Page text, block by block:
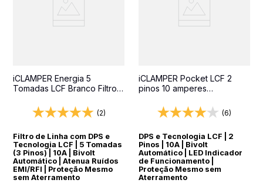
iCLAMPER Energia 5
Tomadas LCF Branco Filtro
DPS Bivolt
(2)
Filtro de Linha com DPS e
Tecnologia LCF | 5 Tomadas
(3 Pinos) | 10A | Bivolt
Automático | Atenua Ruídos
EMI/RFI | Proteção Mesmo
sem Aterramento
iCLAMPER Pocket LCF 2
pinos 10 amperes
Elétrico DPS Bivolt
(6)
DPS e Tecnologia LCF | 2
Pinos | 10A | Bivolt
Automático | LED Indicador
de Funcionamento |
Proteção Mesmo sem
Aterramento